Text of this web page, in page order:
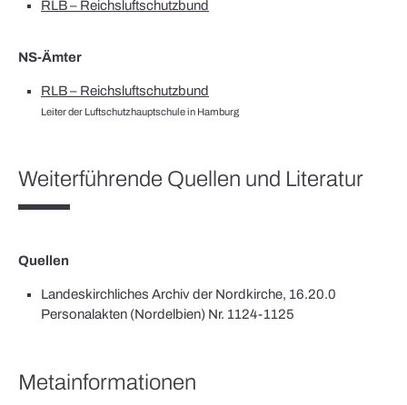
RLB – Reichsluftschutzbund
NS-Ämter
RLB – Reichsluftschutzbund
Leiter der Luftschutzhauptschule in Hamburg
Weiterführende Quellen und Literatur
Quellen
Landeskirchliches Archiv der Nordkirche, 16.20.0
Personalakten (Nordelbien) Nr. 1124-1125
Metainformationen